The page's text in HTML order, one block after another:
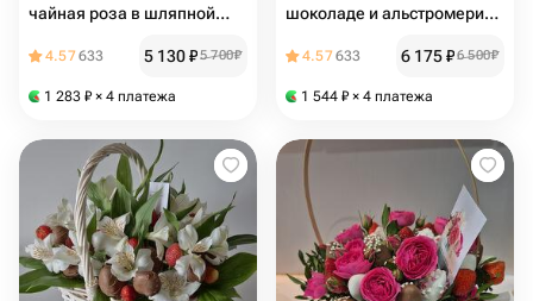
чайная роза в шляпной
4.57633 5 130₽5 700₽
1 283 ₽ × 4 платежа
шоколаде и альстромерий
4.57633 6 175₽6 500₽
1 544 ₽ × 4 платежа